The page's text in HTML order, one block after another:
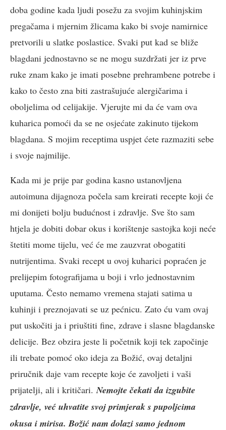
doba godine kada ljudi posežu za svojim kuhinjskim
pregačama i mjernim žlicama kako bi svoje namirnice
pretvorili u slatke poslastice. Svaki put kad se bliže
blagdani jednostavno se ne mogu suzdržati jer iz prve
ruke znam kako je imati posebne prehrambene potrebe i
kako to često zna biti zastrašujuće alergičarima i
oboljelima od celijakije. Vjerujte mi da će vam ova
kuharica pomoći da se ne osjećate zakinuto tijekom
blagdana. S mojim receptima uspjet ćete razmaziti sebe
i svoje najmilije.
Kada mi je prije par godina kasno ustanovljena
autoimuna dijagnoza počela sam kreirati recepte koji će
mi donijeti bolju budućnost i zdravlje. Sve što sam
htjela je dobiti dobar okus i korištenje sastojka koji neće
štetiti mome tijelu, već će me zauzvrat obogatiti
nutrijentima. Svaki recept u ovoj kuharici popraćen je
prelijepim fotografijama u boji i vrlo jednostavnim
uputama. Često nemamo vremena stajati satima u
kuhinji i preznojavati se uz pećnicu. Zato ću vam ovaj
put uskočiti ja i priuštiti fine, zdrave i slasne blagdanske
delicije. Bez obzira jeste li početnik koji tek započinje
ili trebate pomoć oko ideja za Božić, ovaj detaljni
priručnik daje vam recepte koje će zavoljeti i vaši
prijatelji, ali i kritičari. Nemojte čekati da izgubite
zdravlje, već uhvatite svoj primjerak s pupoljcima
okusa i mirisa. Božić nam dolazi samo jednom